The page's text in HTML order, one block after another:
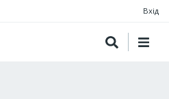
Вхід